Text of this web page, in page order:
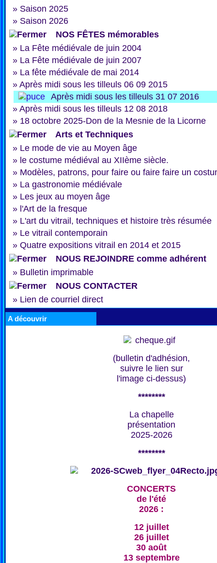
» Saison 2025
» Saison 2026
NOS FÊTES mémorables
» La Fête médiévale de juin 2004
» La Fête médiévale de juin 2007
» La fête médiévale de mai 2014
» Après midi sous les tilleuls 06 09 2015
Après midi sous les tilleuls 31 07 2016
» Après midi sous les tilleuls 12 08 2018
» 18 octobre 2025-Don de la Mesnie de la Licorne
Arts et Techniques
» Le mode de vie au Moyen âge
» le costume médiéval au XIIème siècle.
» Modèles, patrons, pour faire ou faire faire un
» La gastronomie médiévale
» Les jeux au moyen âge
» l'Art de la fresque
» L'art du vitrail, techniques et histoire très résumée
» Le vitrail contemporain
» Quatre expositions vitrail en 2014 et 2015
NOUS REJOINDRE comme adhérent
» Bulletin imprimable
NOUS CONTACTER
» Lien de courriel direct
A découvrir
(bulletin d'adhésion,
suivre le lien sur
l'image ci-dessus)
********
La chapelle
présentation
2025-2026
********
CONCERTS
de l'été
2026 :
12 juillet
26 juillet
30 août
13 septembre